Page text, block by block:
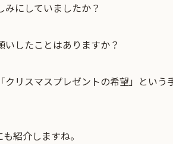
にしていましたか？
したことはありますか？
リスマスプレゼントの希望」という
紹介しますね。